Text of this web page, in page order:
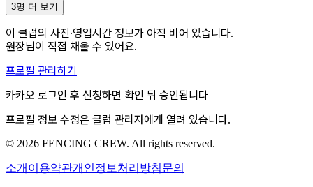
3명 더 보기
이 클럽의 사진·영업시간 정보가 아직 비어 있습니다.
원장님이 직접 채울 수 있어요.
프로필 관리하기
카카오 로그인 후 신청하면 확인 뒤 승인됩니다
프로필 정보 수정은 클럽 관리자에게 열려 있습니다.
© 2026 FENCING CREW. All rights reserved.
소개 이용약관개인정보처리방침문의